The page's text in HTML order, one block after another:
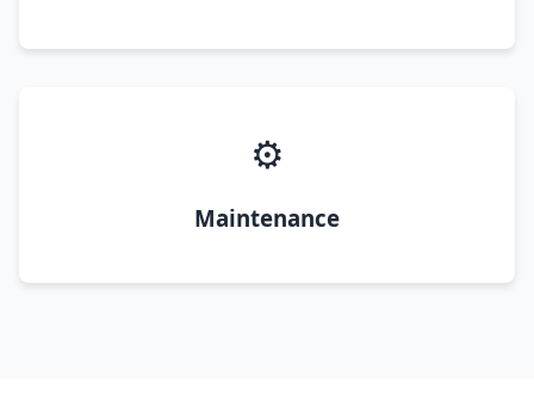
⚙️
Maintenance